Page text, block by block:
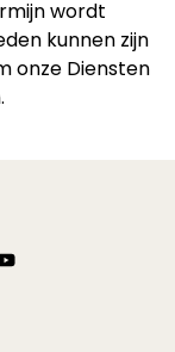
wordt
kunnen zijn
onze Diensten